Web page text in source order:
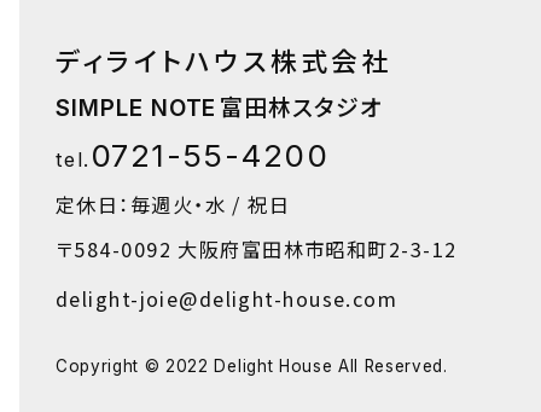
ディライトハウス株式会社
SIMPLE NOTE 富田林スタジオ
tel. 0721-55-4200
定休日：毎週火・水 / 祝日
〒584-0092 大阪府富田林市昭和町2-3-12
delight-joie@delight-house.com
Copyright © 2022 Delight House All Reserved.